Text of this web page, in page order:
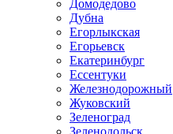
Домодедово
Дубна
Егорлыкская
Егорьевск
Екатеринбург
Ессентуки
Железнодорожный
Жуковский
Зеленоград
Зеленодольск